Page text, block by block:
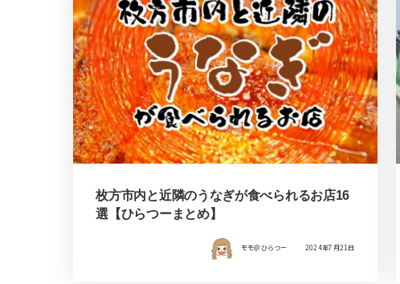
枚方市内と近隣のうなぎが食べられるお店16
選【ひらつーまとめ】
モモ＠ひらつー 2024年7月21日